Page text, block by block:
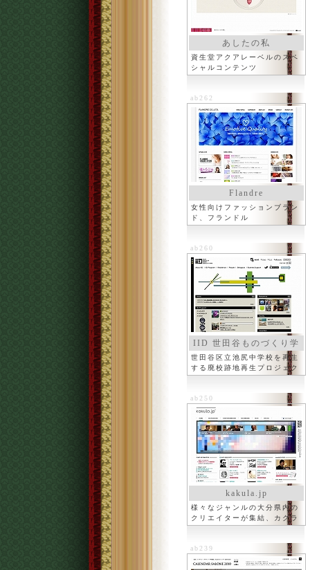
あしたの私
資生堂アクアレーベルのスペ
シャルコンテンツ
ab262
Flandre
女性向けファッションブラン
ド、フランドル
ab260
IID 世田谷ものづくり学
校
世田谷区立池尻中学校を再生
する廃校跡地再生プロジェク
ト
ab250
kakula.jp
様々なジャンルの大分県内の
クリエイターが集結、カクラ
ab239